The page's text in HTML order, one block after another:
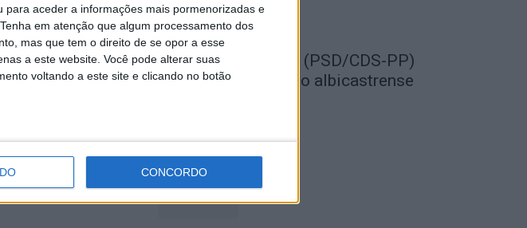
aceder a informações mais pormenorizadas e
Tenha em atenção que algum processamento dos
mas que tem o direito de se opor a esse
a este website. Você pode alterar suas
voltando a este site e clicando no botão
CONCORDO
SEMPRE por todos (PSD/CDS-PP)
questiona Município albicastrense